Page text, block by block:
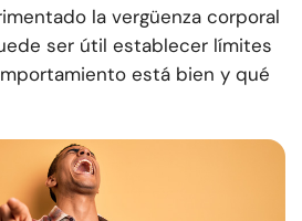
la vergüenza corporal
ser útil establecer límites
está bien y qué